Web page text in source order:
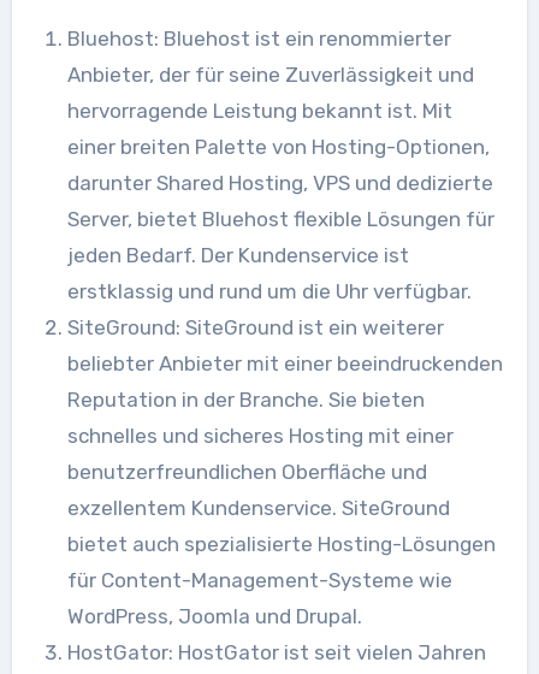
Bluehost: Bluehost ist ein renommierter
Anbieter, der für seine Zuverlässigkeit und
hervorragende Leistung bekannt ist. Mit
einer breiten Palette von Hosting-Optionen,
darunter Shared Hosting, VPS und dedizierte
Server, bietet Bluehost flexible Lösungen für
jeden Bedarf. Der Kundenservice ist
erstklassig und rund um die Uhr verfügbar.
SiteGround: SiteGround ist ein weiterer
beliebter Anbieter mit einer beeindruckenden
Reputation in der Branche. Sie bieten
schnelles und sicheres Hosting mit einer
benutzerfreundlichen Oberfläche und
exzellentem Kundenservice. SiteGround
bietet auch spezialisierte Hosting-Lösungen
für Content-Management-Systeme wie
WordPress, Joomla und Drupal.
HostGator: HostGator ist seit vielen Jahren